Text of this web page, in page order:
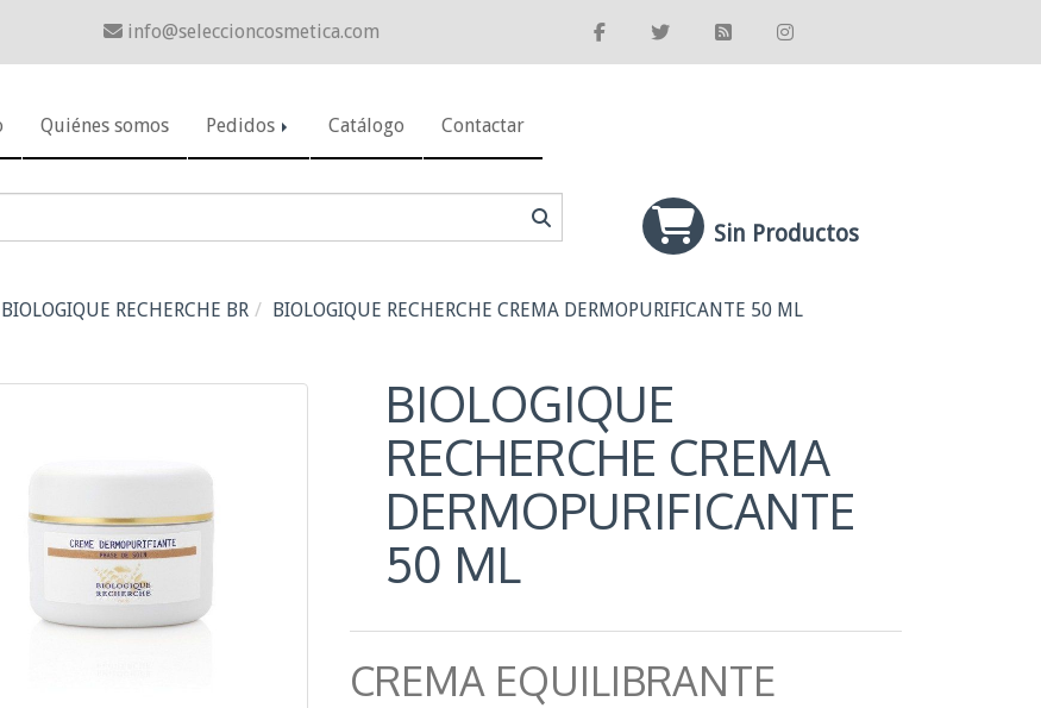
info seleccioncosmetica.com
Quiénes somos Pedidos Catálogo Contactar
Sin Productos
BIOLOGIQUE RECHERCHE BR BIOLOGIQUE RECHERCHE CREMA DERMOPURIFICANTE 50 ML
BIOLOGIQUE
RECHERCHE CREMA
DERMOPURIFICANTE
50 ML
CREMA EQUILIBRANTE